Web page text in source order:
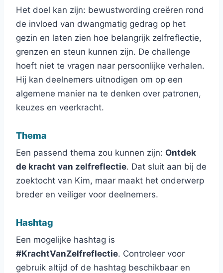
Het doel kan zijn: bewustwording creëren rond
de invloed van dwangmatig gedrag op het
gezin en laten zien hoe belangrijk zelfreflectie,
grenzen en steun kunnen zijn. De challenge
hoeft niet te vragen naar persoonlijke verhalen.
Hij kan deelnemers uitnodigen om op een
algemene manier na te denken over patronen,
keuzes en veerkracht.
Thema
Een passend thema zou kunnen zijn: Ontdek
de kracht van zelfreflectie. Dat sluit aan bij de
zoektocht van Kim, maar maakt het onderwerp
breder en veiliger voor deelnemers.
Hashtag
Een mogelijke hashtag is
#KrachtVanZelfreflectie. Controleer voor
gebruik altijd of de hashtag beschikbaar en